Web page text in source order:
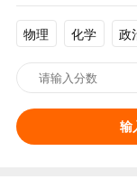
物理 化学 政
输